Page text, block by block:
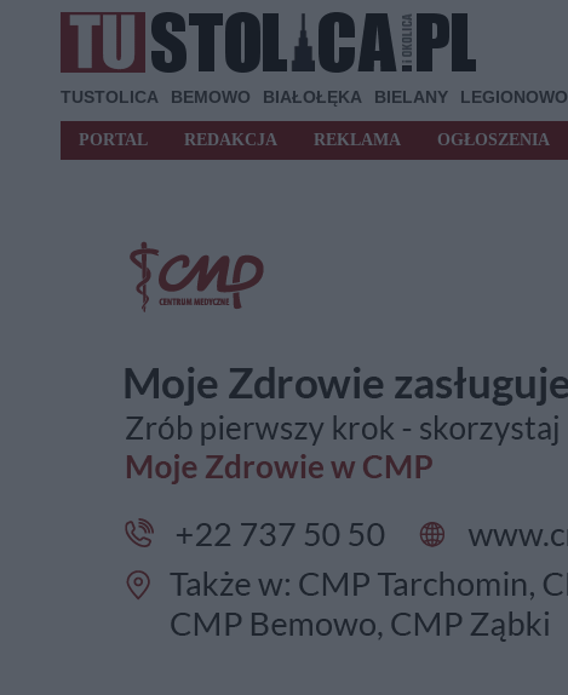
TUSTOLICA BEMOWO BIAŁOŁĘKA BIELANY LEGIONOWO
PORTAL REDAKCJA REKLAMA OGŁOSZENIA